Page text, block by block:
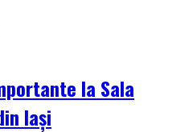
la Sala
Iași